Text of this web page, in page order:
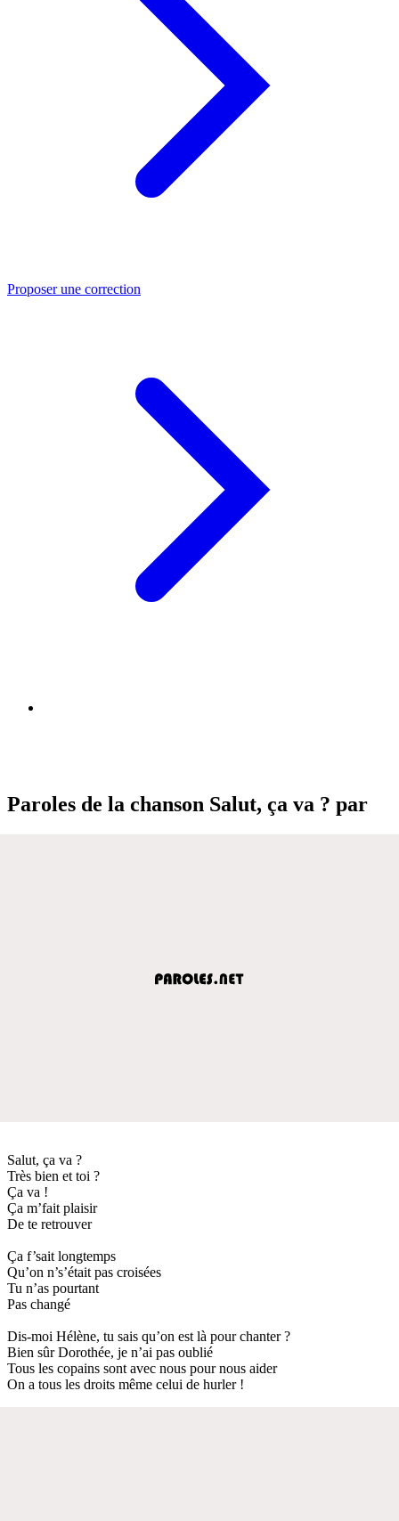
Proposer une correction
Paroles de la chanson Salut, ça va ? par
Salut, ça va ?
Très bien et toi ?
Ça va !
Ça m’fait plaisir
De te retrouver
Ça f’sait longtemps
Qu’on n’s’était pas croisées
Tu n’as pourtant
Pas changé
Dis-moi Hélène, tu sais qu’on est là pour chanter ?
Bien sûr Dorothée, je n’ai pas oublié
Tous les copains sont avec nous pour nous aider
On a tous les droits même celui de hurler !